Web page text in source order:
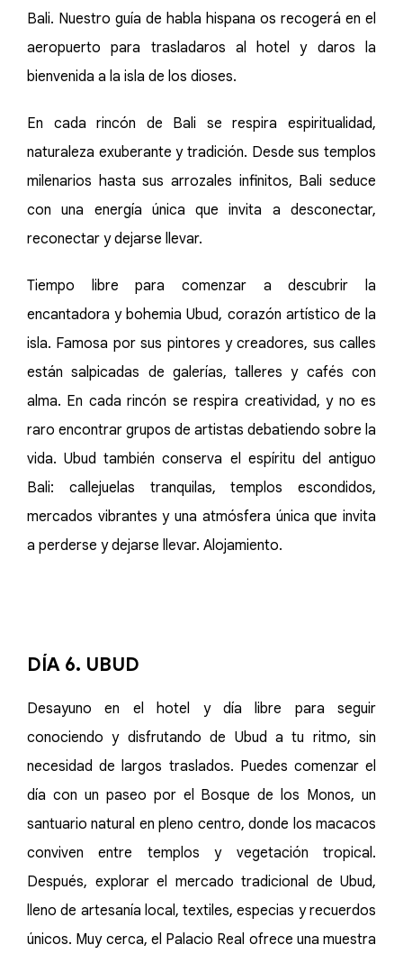
Bali. Nuestro guía de habla hispana os recogerá en el
aeropuerto para trasladaros al hotel y daros la
bienvenida a la isla de los dioses.
En cada rincón de Bali se respira espiritualidad,
naturaleza exuberante y tradición. Desde sus templos
milenarios hasta sus arrozales infinitos, Bali seduce
con una energía única que invita a desconectar,
reconectar y dejarse llevar.
Tiempo libre para comenzar a descubrir la
encantadora y bohemia Ubud, corazón artístico de la
isla. Famosa por sus pintores y creadores, sus calles
están salpicadas de galerías, talleres y cafés con
alma. En cada rincón se respira creatividad, y no es
raro encontrar grupos de artistas debatiendo sobre la
vida. Ubud también conserva el espíritu del antiguo
Bali: callejuelas tranquilas, templos escondidos,
mercados vibrantes y una atmósfera única que invita
a perderse y dejarse llevar. Alojamiento.
DÍA 6. UBUD
Desayuno en el hotel y día libre para seguir
conociendo y disfrutando de Ubud a tu ritmo, sin
necesidad de largos traslados. Puedes comenzar el
día con un paseo por el Bosque de los Monos, un
santuario natural en pleno centro, donde los macacos
conviven entre templos y vegetación tropical.
Después, explorar el mercado tradicional de Ubud,
lleno de artesanía local, textiles, especias y recuerdos
únicos. Muy cerca, el Palacio Real ofrece una muestra